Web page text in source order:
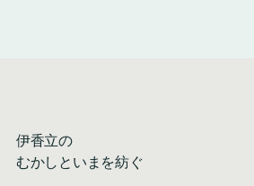
伊香立の
むかしといまを紡ぐ